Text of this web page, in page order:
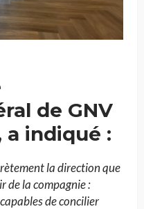
de GNV
a indiqué :
la direction que
de la compagnie :
de concilier